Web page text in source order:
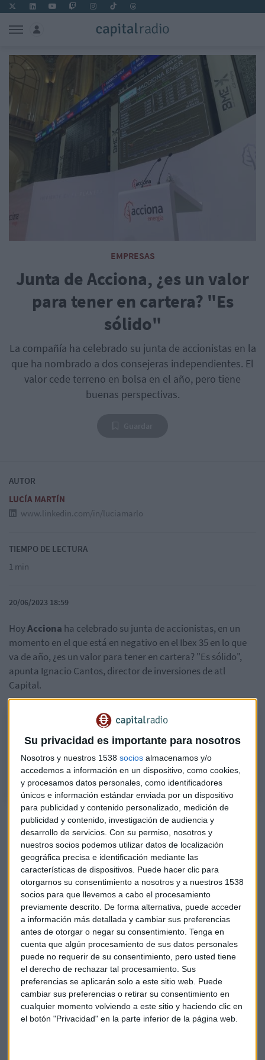
Su privacidad es importante para nosotros
Nosotros y nuestros 1538 socios almacenamos y/o
accedemos a información en un dispositivo, como cookies,
y procesamos datos personales, como identificadores
únicos e información estándar enviada por un dispositivo
para publicidad y contenido personalizado, medición de
publicidad y contenido, investigación de audiencia y
desarrollo de servicios. Con su permiso, nosotros y
nuestros socios podemos utilizar datos de localización
geográfica precisa e identificación mediante las
características de dispositivos. Puede hacer clic para
otorgarnos su consentimiento a nosotros y a nuestros 1538
socios para que llevemos a cabo el procesamiento
previamente descrito. De forma alternativa, puede acceder
a información más detallada y cambiar sus preferencias
antes de otorgar o negar su consentimiento. Tenga en
cuenta que algún procesamiento de sus datos personales
puede no requerir de su consentimiento, pero usted tiene
el derecho de rechazar tal procesamiento. Sus
preferencias se aplicarán solo a este sitio web. Puede
cambiar sus preferencias o retirar su consentimiento en
cualquier momento volviendo a este sitio y haciendo clic en
el botón "Privacidad" en la parte inferior de la página web.
EMPRESAS
Junta de Acciona, ¿es un valor
para tener en cartera? "Es
sólido"
La compañía ha celebrado su junta de accionistas en la
que ha nombrado a dos consejeras independientes. El
valor cede terreno en bolsa en el año, pero tiene
buenas perspectivas.
AUTOR
LUCÍA MARTÍN
www.linkedin.com/in/luciamarlo
TIEMPO DE LECTURA
1 min
20/06/2023 18:59
HoyAcciona ha celebrado su junta de accionistas, en un
momento en el que está en negativo en el Ibex 35 en lo que
va de año, ¿es un valor para tener en cartera? "Es sólido",
apunta Ignacio Cantos, director de inversiones de atl
Capital.
Claves de la sesión en el mercado español con atl Capital
Vistazo a los protagonistas de hoy en el Ibex 35, como Acciona,
Iberdrola o Meliá Hotels, con Ignacio Cantos, director de inversiones de
atl Capital.
El valoracumula una caída en bolsa del 6%, en los 161,50
euros. Pese a ello, el consenso de analistas le da un consejo
de compra y un precio objetivo en los 202,51 euros, lo que
supone un potencial de algo más del 25%.
Acciona ha llevado hoya su junta de accionistas el
nombramientode dos nuevas mujeres en calidad de
consejeras independientes: María Salgado Madriñán y
Teresa Sanjurjo.
Salgado Madriñán actualmente es consejera deAcciona
Energía,cargo que ocupa también con la categoría de
independiente desde que entró en mayo de 2021.